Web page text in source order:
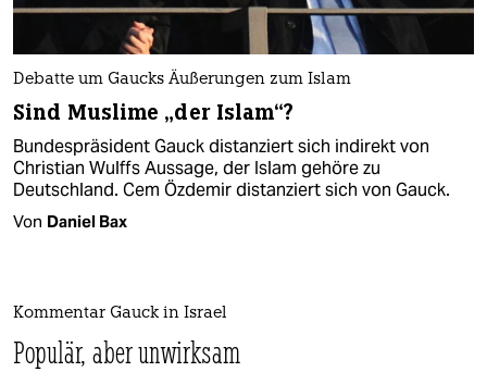
Debatte um Gaucks Äußerungen zum Islam
Sind Muslime „der Islam“?
Bundespräsident Gauck distanziert sich indirekt von
Christian Wulffs Aussage, der Islam gehöre zu
Deutschland. Cem Özdemir distanziert sich von Gauck.
Von Daniel Bax
Kommentar Gauck in Israel
Populär, aber unwirksam